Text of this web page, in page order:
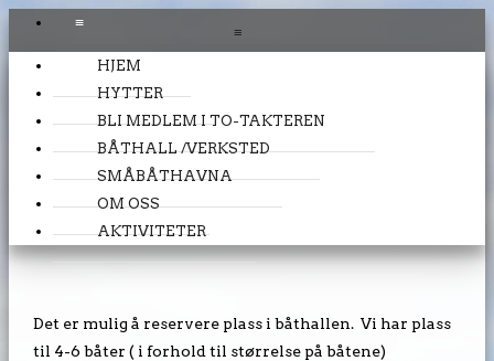
≡
≡
HJEM
HYTTER
BLI MEDLEM I TO-TAKTEREN
BÅTHALL /VERKSTED
SMÅBÅTHAVNA
OM OSS
AKTIVITETER
Båthall /Verksted
Det er mulig å reservere plass i båthallen. Vi har plass
til 4-6 båter ( i forhold til størrelse på båtene)